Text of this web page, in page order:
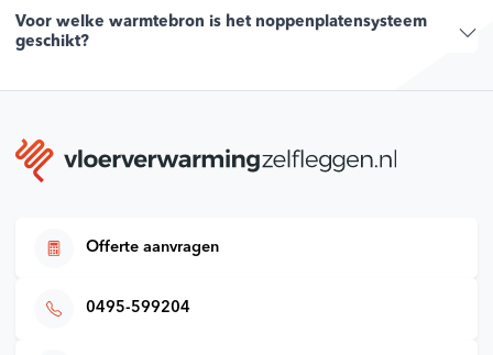
Voor welke warmtebron is het noppenplatensysteem
geschikt?
Offerte aanvragen
0495-599204